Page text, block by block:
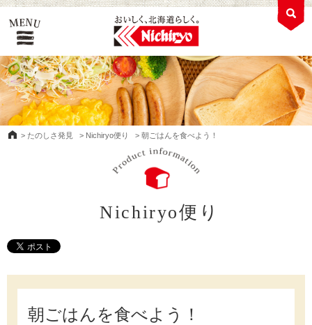
> たのしさ発見 > Nichiryo便り > 朝ごはんを食べよう！
Nichiryo便り
朝ごはんを食べよう！